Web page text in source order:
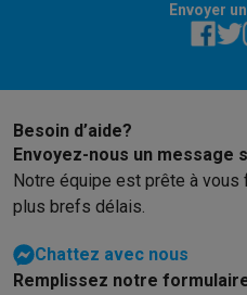
Envoyer
Besoin d’aide?
Envoyez-nous un message
Notre équipe est prête à vous
plus brefs délais.
Chattez avec nous
Remplissez notre